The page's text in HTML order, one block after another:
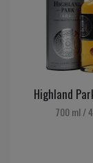
Highland
700 ml /